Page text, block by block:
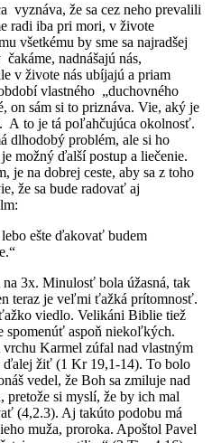
že sa cez neho prevalili
radi iba pri mori, v živote
všetkému by sme sa najradšej
nadnášajú nás,
v živote nás ubíjajú a priam
vlastného „duchovného
on sám si to priznáva. Vie, aký je
A to je tá poľahčujúca okolnosť.
dlhodobý problém, ale si ho
možný ďalší postup a liečenie.
je na dobrej ceste, aby sa z toho
že sa bude radovať aj
ešte ďakovať budem
3x. Minulosť bola úžasná, tak
teraz je veľmi ťažká prítomnosť.
viedlo. Velikáni Biblie tiež
spomenúť aspoň niekoľkých.
Karmel zúfal nad vlastným
ďalej žiť (1 Kr 19,1-14). To bolo
vedel, že Boh sa zmiluje nad
pretože si myslí, že by ich mal
(4,2.3). Aj takúto podobu má
muža, proroka. Apoštol Pavel